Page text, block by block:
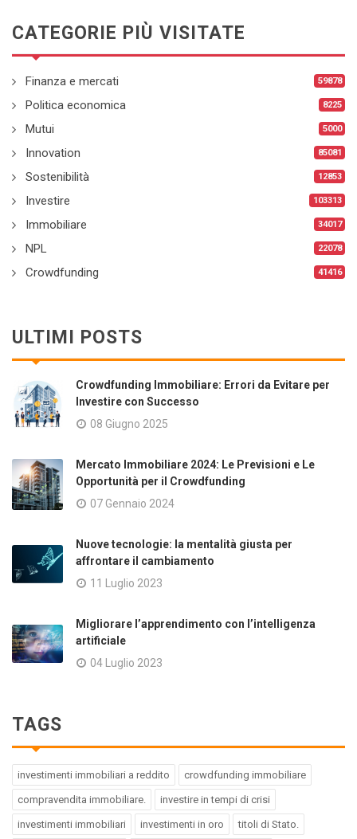
CATEGORIE PIÙ VISITATE
Finanza e mercati 59878
Politica economica 8225
Mutui 5000
Innovation 85081
Sostenibilità 12853
Investire 103313
Immobiliare 34017
NPL 22078
Crowdfunding 41416
ULTIMI POSTS
Crowdfunding Immobiliare: Errori da Evitare per
Investire con Successo
08 Giugno 2025
Mercato Immobiliare 2024: Le Previsioni e Le
Opportunità per il Crowdfunding
07 Gennaio 2024
Nuove tecnologie: la mentalità giusta per
affrontare il cambiamento
11 Luglio 2023
Migliorare l’apprendimento con l’intelligenza
artificiale
04 Luglio 2023
TAGS
investimenti immobiliari a reddito crowdfunding immobiliare
compravendita immobiliare. investire in tempi di crisi
investimenti immobiliari investimenti in oro titoli di Stato.